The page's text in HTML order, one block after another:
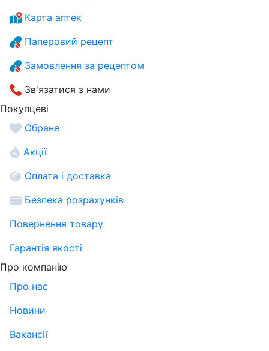
Карта аптек
Паперовий рецепт
Замовлення за рецептом
Зв'язатися з нами
Покупцеві
Обране
Акції
Оплата і доставка
Безпека розрахунків
Повернення товару
Гарантія якості
Про компанію
Про нас
Новини
Вакансії